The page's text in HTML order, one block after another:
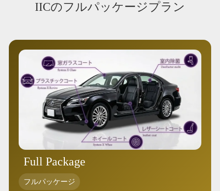
IICのフルパッケージプラン
Full Package
フルパッケージ